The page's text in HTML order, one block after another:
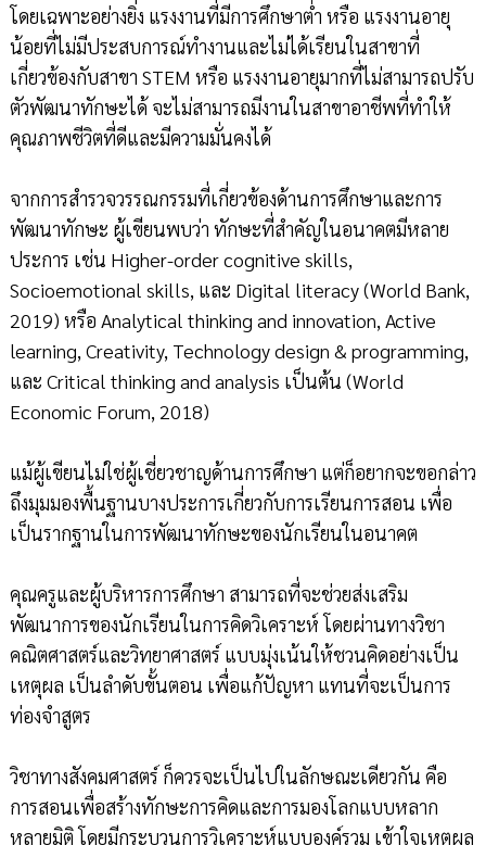
โดยเฉพาะอย่างยิ่ง แรงงานที่มีการศึกษาต่ำ หรือ แรงงานอายุ
น้อยที่ไม่มีประสบการณ์ทำงานและไม่ได้เรียนในสาขาที่
เกี่ยวข้องกับสาขา STEM หรือ แรงงานอายุมากที่ไม่สามารถปรับ
ตัวพัฒนาทักษะได้ จะไม่สามารถมีงานในสาขาอาชีพที่ทำให้
คุณภาพชีวิตที่ดีและมีความมั่นคงได้
จากการสำรวจวรรณกรรมที่เกี่ยวข้องด้านการศึกษาและการ
พัฒนาทักษะ ผู้เขียนพบว่า ทักษะที่สำคัญในอนาคตมีหลาย
ประการ เช่น Higher-order cognitive skills,
Socioemotional skills, และ Digital literacy (World Bank,
2019) หรือ Analytical thinking and innovation, Active
learning, Creativity, Technology design & programming,
และ Critical thinking and analysis เป็นต้น (World
Economic Forum, 2018)
แม้ผู้เขียนไม่ใช่ผู้เชี่ยวชาญด้านการศึกษา แต่ก็อยากจะขอกล่าว
ถึงมุมมองพื้นฐานบางประการเกี่ยวกับการเรียนการสอน เพื่อ
เป็นรากฐานในการพัฒนาทักษะของนักเรียนในอนาคต
คุณครูและผู้บริหารการศึกษา สามารถที่จะช่วยส่งเสริม
พัฒนาการของนักเรียนในการคิดวิเคราะห์ โดยผ่านทางวิชา
คณิตศาสตร์และวิทยาศาสตร์ แบบมุ่งเน้นให้ชวนคิดอย่างเป็น
เหตุผล เป็นลำดับขั้นตอน เพื่อแก้ปัญหา แทนที่จะเป็นการ
ท่องจำสูตร
วิชาทางสังคมศาสตร์ ก็ควรจะเป็นไปในลักษณะเดียวกัน คือ
การสอนเพื่อสร้างทักษะการคิดและการมองโลกแบบหลาก
หลายมิติ โดยมีกระบวนการวิเคราะห์แบบองค์รวม เข้าใจเหตุผล